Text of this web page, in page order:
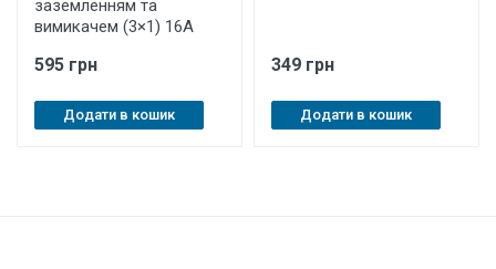
заземленням та
вимикачем (3×1) 16А
595 грн
Додати в кошик
349 грн
Додати в кошик